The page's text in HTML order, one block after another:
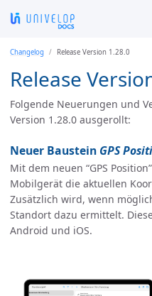
Changelog Release Version 1.28.0
Release
Folgende Neuerungen und
Version 1.28.0 ausgerollt:
Neuer Baustein GPS
Mit dem neuen “GPS
Mobilgerät die aktuellen
Zusätzlich wird, wenn
Standort dazu ermittelt.
Android und iOS.